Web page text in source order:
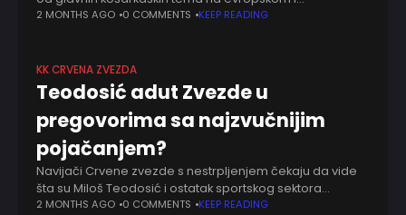
maloazijskom tlu. Katastrofalna sezona Efesa nosi sa
2 MONTHS AGO 0 COMMENTS KEEP READING
KK CRVENA ZVEZDA
Teodosić adut Zvezde u
pregovorima sa najzvučnijim
pojačanjem?
Navijači Crvene zvezde s nestrpljenjem čekaju da vide
šta su Miloš Teodosić i ostatak sportskog sektora
spremili za ovo leto. Kako smo negde i najavljivali,
2 MONTHS AGO 0 COMMENTS KEEP READING